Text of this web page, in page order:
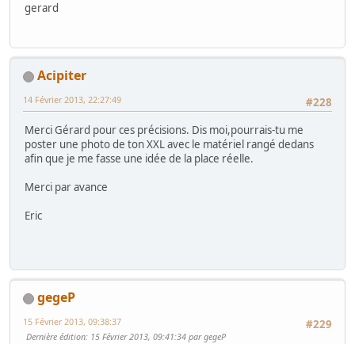
gerard
Acipiter
#228
14 Février 2013, 22:27:49
Merci Gérard pour ces précisions. Dis moi,pourrais-tu me
poster une photo de ton XXL avec le matériel rangé dedans
afin que je me fasse une idée de la place réelle.
Merci par avance
Eric
gegeP
#229
15 Février 2013, 09:38:37
Dernière édition: 15 Février 2013, 09:41:34 par gegeP